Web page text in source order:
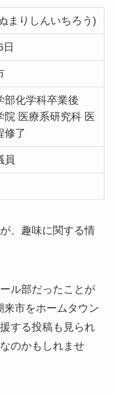
まりしんいちろう)
部化学科卒業後
院 医療系研究科 医
修了
員
、趣味に関する情
ル部だったことが
市をホームタウン
する投稿も見られ
のかもしれませ